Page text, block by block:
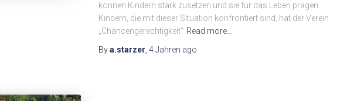
können Kindern stark zusetzen und sie für das Leben prägen.
Kindern, die mit dieser Situation konfrontiert sind, hat der Verein
„Chancengerechtigkeit“ Read more…
Bya.starzer 4 Jahren ago